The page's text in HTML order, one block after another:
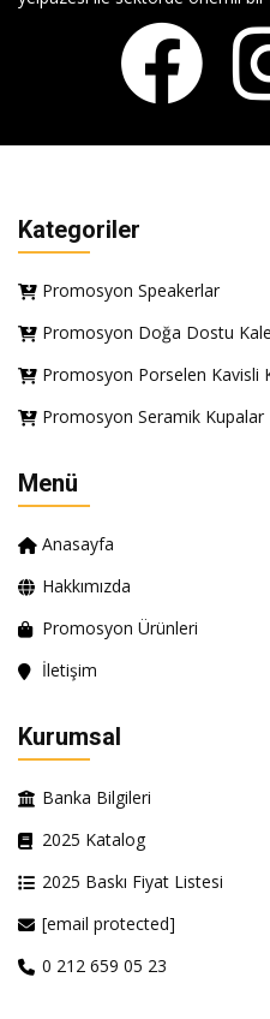
Kategoriler
Promosyon Speakerlar
Promosyon Doğa Dostu
Promosyon Porselen Kavisli
Promosyon Seramik Kupalar
Menü
Anasayfa
Hakkımızda
Promosyon Ürünleri
İletişim
Kurumsal
Banka Bilgileri
2025 Katalog
2025 Baskı Fiyat Listesi
[email protected]
0 212 659 05 23